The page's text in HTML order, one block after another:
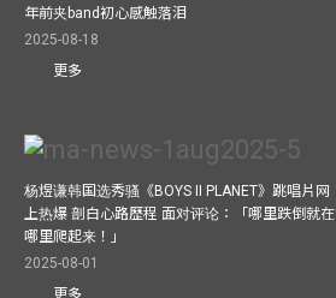
年前夹band初心感触落泪
2025-08-18
更多
杨煜谦韩国选秀骚《BOYS II PLANET》跳唱片网
上热爆 剖白心路歷程 面对评论：「哪里跌倒就在
哪里爬起来！」
2025-08-01
更多